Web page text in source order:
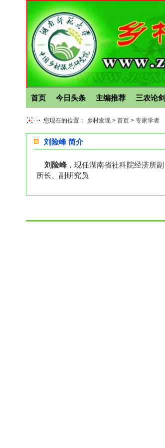
首页 今日头条 主编推荐 三农论剑
您现在的位置： 乡村发现 > 首页 > 专家学者
刘险峰 简介
刘险峰，现任湖南省社科院经济所副
所长、副研究员